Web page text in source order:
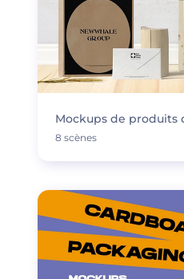
Mockups de produits
8 scènes